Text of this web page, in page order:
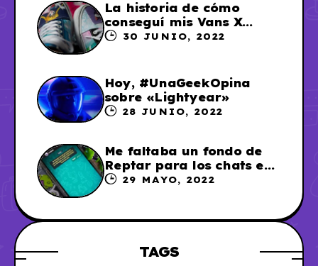
La historia de cómo
conseguí mis Vans X
Sailor Moon
30 JUNIO, 2022
Hoy, #UnaGeekOpina
sobre «Lightyear»
28 JUNIO, 2022
Me faltaba un fondo de
Reptar para los chats en
WhatsApp, así que me lo
29 MAYO, 2022
TAGS